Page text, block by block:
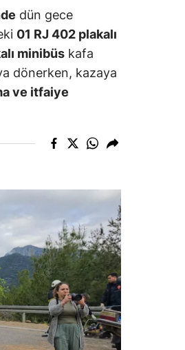
dün gece
01 RJ 402 plakalı
minibüs kafa
dönerken, kazaya
ve itfaiye